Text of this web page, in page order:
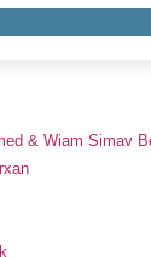
& Wiam Simav